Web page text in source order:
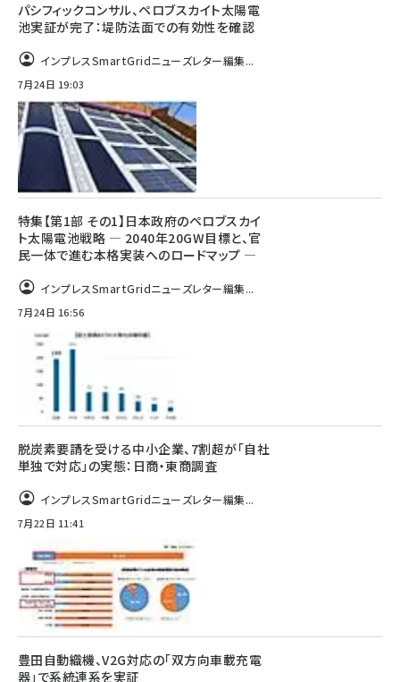
パシフィックコンサル、ペロブスカイト太陽電
池実証が完了：堤防法面での有効性を確認
インプレスSmartGridニューズレター編集...
7月24日 19:03
特集【第1部 その1】日本政府のペロブスカイ
ト太陽電池戦略 ― 2040年20GW目標と、官
民一体で進む本格実装へのロードマップ ―
インプレスSmartGridニューズレター編集...
7月24日 16:56
脱炭素要請を受ける中小企業、7割超が「自社
単独で対応」の実態：日商・東商調査
インプレスSmartGridニューズレター編集...
7月22日 11:41
豊田自動織機、V2G対応の「双方向車載充電
器」で系統連系を実証